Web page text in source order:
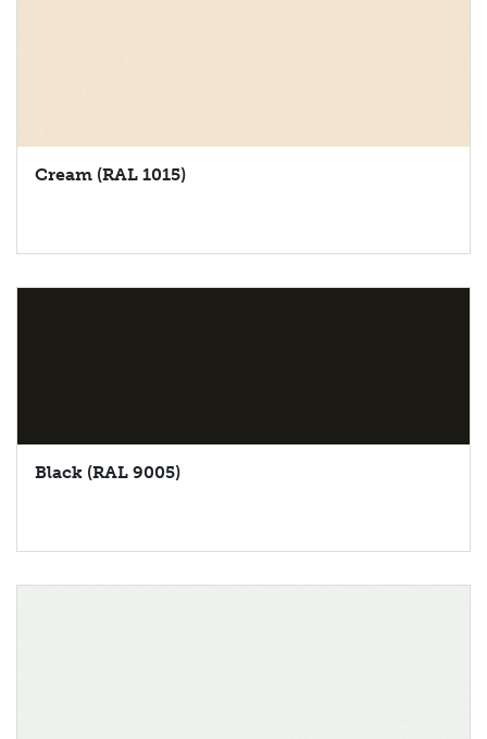
Cream (RAL 1015)
Black (RAL 9005)